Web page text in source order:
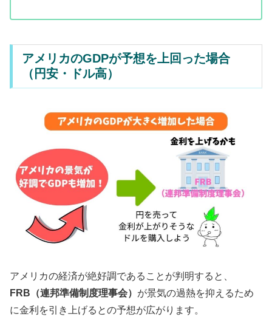
アメリカのGDPが予想を上回った場合
（円安・ドル高）
アメリカの経済が絶好調であることが判明すると、
FRB（連邦準備制度理事会） が景気の過熱を抑えるため
に金利を引き上げるとの予想が広がります。